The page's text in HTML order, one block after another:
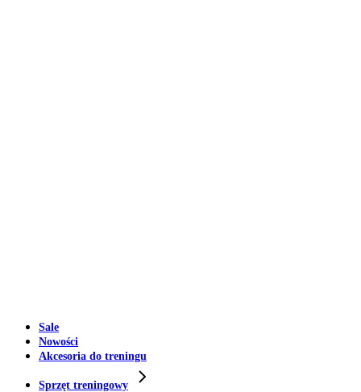
Sale
Nowości
Akcesoria do treningu
Sprzęt treningowy